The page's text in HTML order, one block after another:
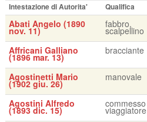
Intestazione di Autorita' Qualifica
Abati Angelo (1890
nov. 11)
fabbro,
scalpellino
Affricani Galliano
(1896 mar. 13)
bracciante
Agostinetti Mario
(1902 giu. 26)
manovale
Agostini Alfredo
(1893 dic. 15)
commesso
viaggiatore